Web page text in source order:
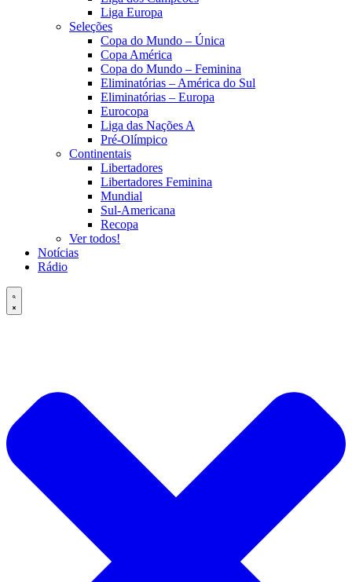
Liga Europa
Seleções
Copa do Mundo – Única
Copa América
Copa do Mundo – Feminina
Eliminatórias – América do Sul
Eliminatórias – Europa
Eurocopa
Liga das Nações A
Pré-Olímpico
Continentais
Libertadores
Libertadores Feminina
Mundial
Sul-Americana
Recopa
Ver todos!
Notícias
Rádio